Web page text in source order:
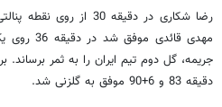
رضا شکاری در دقیقه 30
مهدی
جریمه، گل دوم تیم ایران را به ثمر برساند.
دقیقه 83 و 6+90 موفق به گلزنی شد.